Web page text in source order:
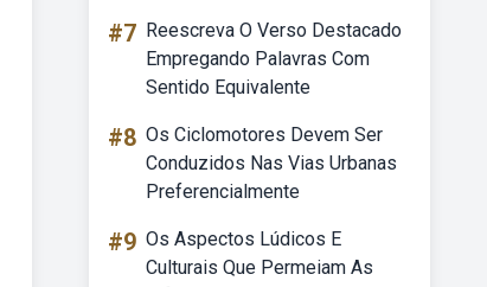
#7 Reescreva O Verso Destacado
Empregando Palavras Com
Sentido Equivalente
#8 Os Ciclomotores Devem Ser
Conduzidos Nas Vias Urbanas
Preferencialmente
#9 Os Aspectos Lúdicos E
Culturais Que Permeiam As